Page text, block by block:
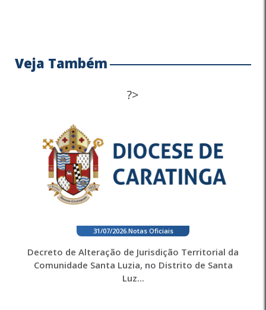
Veja Também
?>
31/07/2026. Notas Oficiais
Decreto de Alteração de Jurisdição Territorial da
Comunidade Santa Luzia, no Distrito de Santa
Luz...